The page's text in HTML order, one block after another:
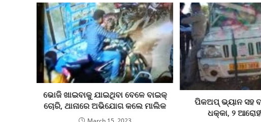
ଭୋଜି ଖାଇବାକୁ ଯାଇଥିବା ବେଳେ ବାଇକ୍
ଚୋରି, ଥାନାରେ ଅଭିଯୋଗ କଲେ ମାଲିକ
ପିକଅପ୍ ଭ୍ୟାନ ସହ
ଧକ୍କା, ୨